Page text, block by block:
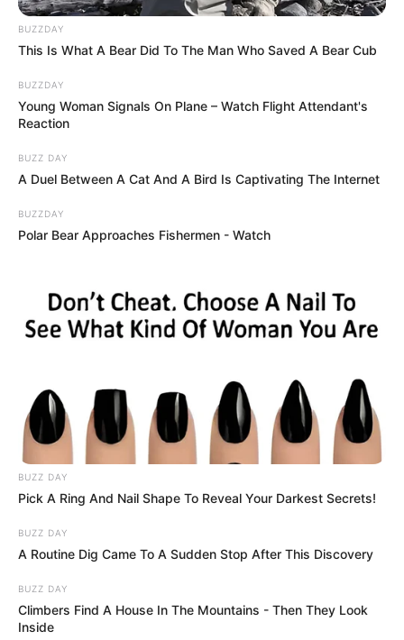
BUZZDAY
This Is What A Bear Did To The Man Who Saved A Bear Cub
BUZZDAY
Young Woman Signals On Plane – Watch Flight Attendant's
Reaction
BUZZ DAY
A Duel Between A Cat And A Bird Is Captivating The Internet
BUZZDAY
Polar Bear Approaches Fishermen - Watch
BUZZ DAY
Pick A Ring And Nail Shape To Reveal Your Darkest Secrets!
BUZZ DAY
A Routine Dig Came To A Sudden Stop After This Discovery
BUZZ DAY
Climbers Find A House In The Mountains - Then They Look
Inside